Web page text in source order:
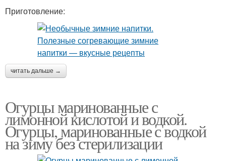
Приготовление:
читать дальше →
Огурцы маринованные с
лимонной кислотой и водкой.
Огурцы, маринованные с водкой
на зиму без стерилизации